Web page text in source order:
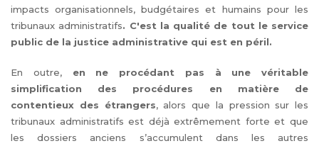
impacts organisationnels, budgétaires et humains pour les
tribunaux administratifs. C'est la qualité de tout le service
public de la justice administrative qui est en péril.
En outre, en ne procédant pas à une véritable
simplification des procédures en matière de
contentieux des étrangers, alors que la pression sur les
tribunaux administratifs est déjà extrêmement forte et que
les dossiers anciens s’accumulent dans les autres